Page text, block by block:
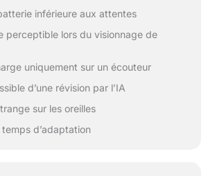
inférieure aux attentes
perceptible lors du visionnage de
uniquement sur un écouteur
d’une révision par l’IA
sur les oreilles
d’adaptation